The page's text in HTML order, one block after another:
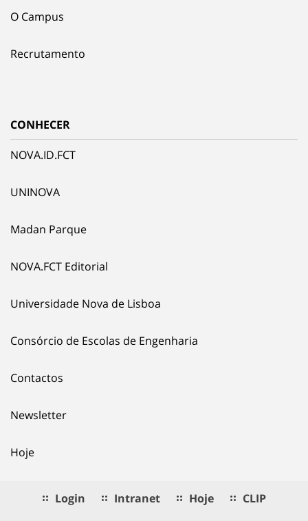
O Campus
Recrutamento
CONHECER
NOVA.ID.FCT
UNINOVA
Madan Parque
NOVA.FCT Editorial
Universidade Nova de Lisboa
Consórcio de Escolas de Engenharia
Contactos
Newsletter
Hoje
Login Intranet Hoje CLIP